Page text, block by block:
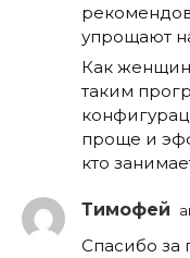
упрощают
Как
таким
проще и
кто
Тимофей
Спасибо за